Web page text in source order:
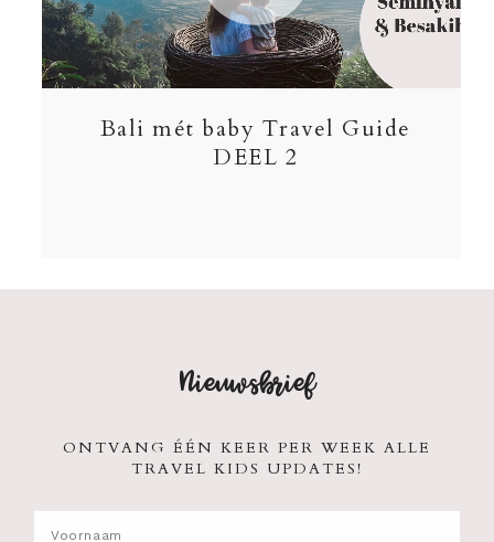
Bali mét baby Travel Guide
DEEL 2
Nieuwsbrief
ONTVANG ÉÉN KEER PER WEEK ALLE
TRAVEL KIDS UPDATES!